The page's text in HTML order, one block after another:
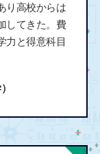
り高校からは
してきた。費
力と得意科目